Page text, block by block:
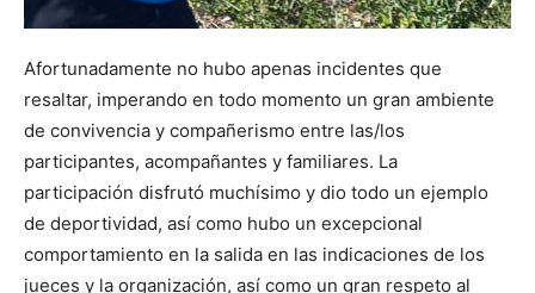
Afortunadamente no hubo apenas incidentes que
resaltar, imperando en todo momento un gran ambiente
de convivencia y compañerismo entre las/los
participantes, acompañantes y familiares. La
participación disfrutó muchísimo y dio todo un ejemplo
de deportividad, así como hubo un excepcional
comportamiento en la salida en las indicaciones de los
jueces y la organización, así como un gran respeto al